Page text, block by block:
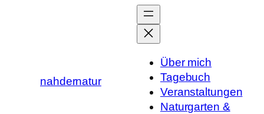
nahdernatur
Über mich
Tagebuch
Veranstaltungen
Naturgarten &